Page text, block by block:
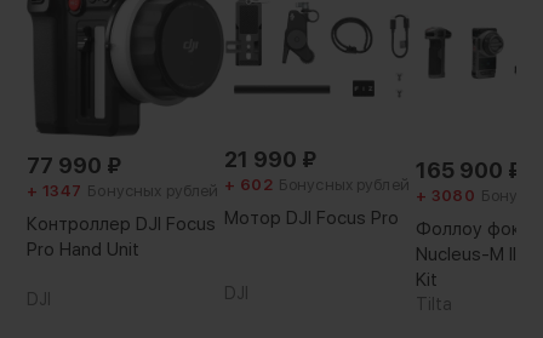
77 990 ₽
+ 1347 Бонусных рублей
Контроллер DJI Focus
Pro Hand Unit
DJI
21 990 ₽
+ 602 Бонусных рублей
Мотор DJI Focus Pro
DJI
165 900 ₽
+ 3080
Фоллоу
Nucleus-M II
Kit
Tilta